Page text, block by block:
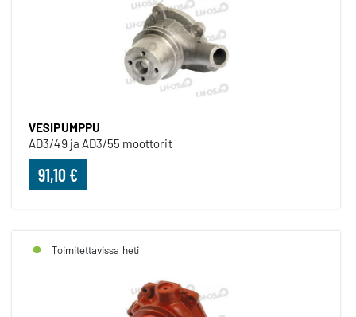
VESIPUMPPU
AD3/49 ja AD3/55 moottorit
91,10 €
Toimitettavissa heti